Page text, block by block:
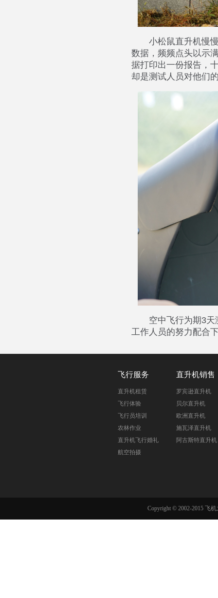
小松鼠直升机慢
数据，频频点头以示
据打印出一份报告，
却是测试人员对他们
空中飞行为期3
工作人员的努力配合
飞行服务
直升机租赁
飞行体验
飞行员培训
农林作业
直升机飞行婚礼
航空拍摄
直升机销售
罗宾逊直升机
贝尔直升机
欧洲直升机
施瓦泽直升机
阿古斯特直升机
Copyright © 2002-2015 飞